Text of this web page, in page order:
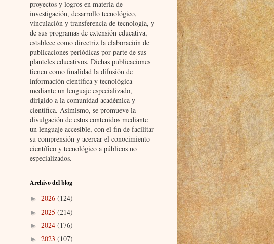
proyectos y logros en materia de
investigación, desarrollo tecnológico,
vinculación y transferencia de tecnología, y
de sus programas de extensión educativa,
establece como directriz la elaboración de
publicaciones periódicas por parte de sus
planteles educativos. Dichas publicaciones
tienen como finalidad la difusión de
información científica y tecnológica
mediante un lenguaje especializado,
dirigido a la comunidad académica y
científica. Asimismo, se promueve la
divulgación de estos contenidos mediante
un lenguaje accesible, con el fin de facilitar
su comprensión y acercar el conocimiento
científico y tecnológico a públicos no
especializados.
Archivo del blog
► 2026 (124)
► 2025 (214)
► 2024 (176)
► 2023 (107)